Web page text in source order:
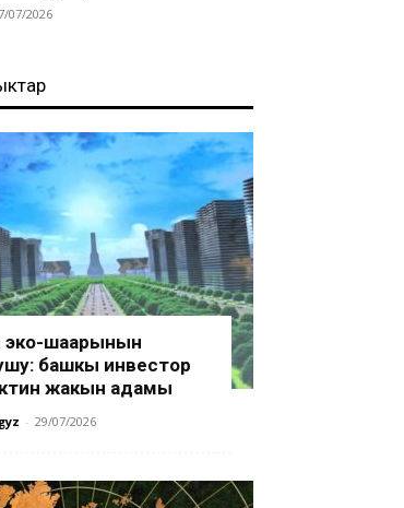
07/2026
эко-шаарынын
башкы инвестор
жакын адамы
- 29/07/2026